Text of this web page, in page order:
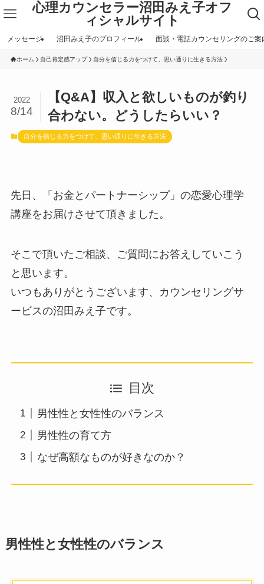
心理カウンセラー沼田みえ子オフ
ィシャルサイト
メッセージ 沼田みえ子のプロフィール 面談・電話カウンセリングのご案
ホーム 自己肯定感アップ 自分を信じる力をつけて、思い通りに生きる方法
【Q&A】収入と欲しいものが釣り
合わない。どうしたらいい？
2022
8/14
自分を信じる力をつけて、思い通りに生きる方法
先日、「お金とパートナーシップ」の恋愛心理学
講座をお届けさせて頂きました。
そこで頂いたご相談、ご質問にお答えしていこう
と思います。
いつもありがとうございます、カウンセリングサ
ービスの沼田みえ子です。
目次
男性性と女性性のバランス
男性性の育て方
なぜ高額なものが好きなのか？
男性性と女性性のバランス